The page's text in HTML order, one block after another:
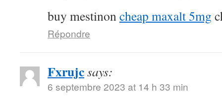
buy mestinoncheap maxalt 5mg
Répondre
Fxrujcsays:
6 septembre 2023 at 14 h 33 min